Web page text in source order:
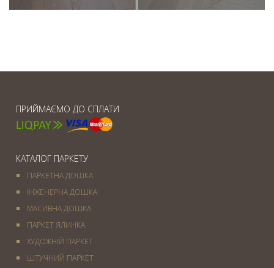
ПРИЙМАЄМО ДО СПЛАТИ
КАТАЛОГ ПАРКЕТУ
ПАРКЕТНА ДОШКА
ІНЖЕНЕРНА ДОШКА
МАСИВНА ДОШКА
ПАРКЕТ ЯЛИНКА
ХУДОЖНІЙ ПАРКЕТ
ШТУЧНИЙ ПАРКЕТ